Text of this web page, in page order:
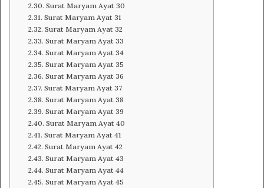
Surat Maryam Ayat 30
Surat Maryam Ayat 31
Surat Maryam Ayat 32
Surat Maryam Ayat 33
Surat Maryam Ayat 34
Surat Maryam Ayat 35
Surat Maryam Ayat 36
Surat Maryam Ayat 37
Surat Maryam Ayat 38
Surat Maryam Ayat 39
Surat Maryam Ayat 40
Surat Maryam Ayat 41
Surat Maryam Ayat 42
Surat Maryam Ayat 43
Surat Maryam Ayat 44
Surat Maryam Ayat 45